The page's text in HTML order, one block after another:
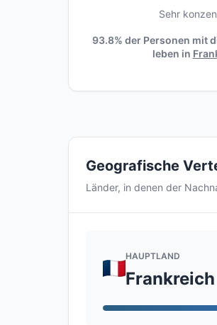
Sehr
93.8% der Personen mit
leben in
Geografische
Länder, in denen der
HAUPTLAND
Frankreich